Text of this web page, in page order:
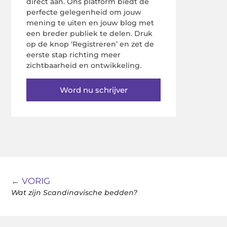
perfecte gelegenheid om jouw
mening te uiten en jouw blog met
een breder publiek te delen. Druk
op de knop ‘Registreren’ en zet de
eerste stap richting meer
zichtbaarheid en ontwikkeling.
Word nu schrijver
← VORIG
Wat zijn Scandinavische bedden?